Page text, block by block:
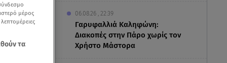
06.08.26 , 22:39
Γαρυφαλλιά Καληφώνη:
Διακοπές στην Πάρο χωρίς τον
Χρήστο Μάστορα
μέρος
τα